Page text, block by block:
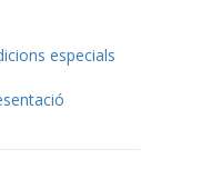
especials